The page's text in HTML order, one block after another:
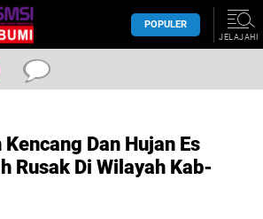
POPULER
JELAJAHI
Dan Hujan Es
Rusak Di Wilayah Kab-